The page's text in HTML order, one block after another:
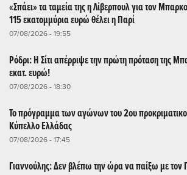
«Σπάει» τα ταμεία της η Λίβερπουλ για τον
115 εκατομμύρια ευρώ θέλει η Παρί
07/08/2026 - 19:55
Ρόδρι: Η Σίτι απέρριψε την πρώτη πρόταση της
εκατ. ευρώ!
07/08/2026 - 18:30
Το πρόγραμμα των αγώνων του 2ου
Κύπελλο Ελλάδας
07/08/2026 - 17:45
Γιαννούλης: Δεν βλέπω την ώρα να παίξω με τον